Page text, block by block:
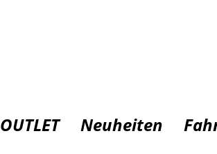
OUTLET Neuheiten